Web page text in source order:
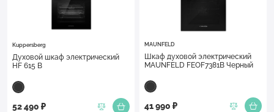
Kuppersberg
Духовой шкаф электрический
HF 615 B
52 490 ₽
MAUNFELD
Шкаф духовой электрический
MAUNFELD FEOF7381B Черный
41 990 ₽